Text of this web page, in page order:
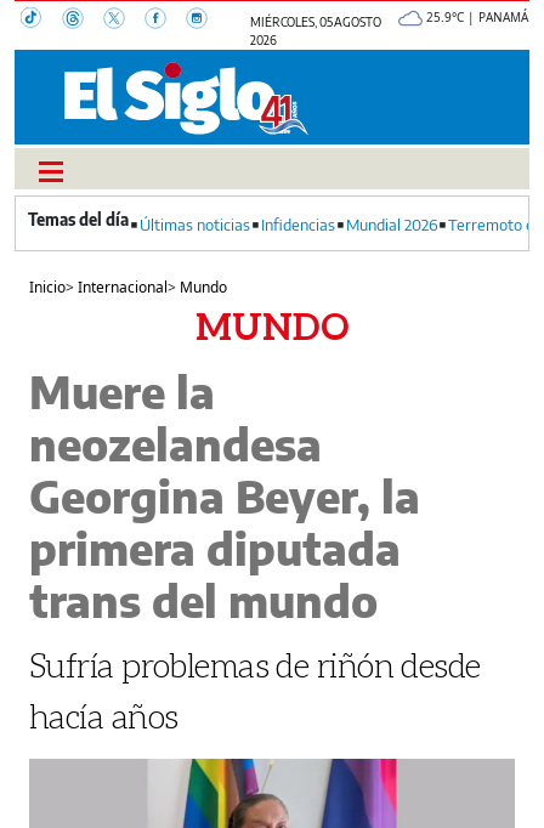
MIÉRCOLES, 05 AGOSTO
2026
25.9°C | PANAMÁ
Últimas noticias Infidencias Mundial 2026 Terremoto
Inicio>Internacional> Mundo
MUNDO
Muere la
neozelandesa
Georgina Beyer, la
primera diputada
trans del mundo
Sufría problemas de riñón desde
hacía años